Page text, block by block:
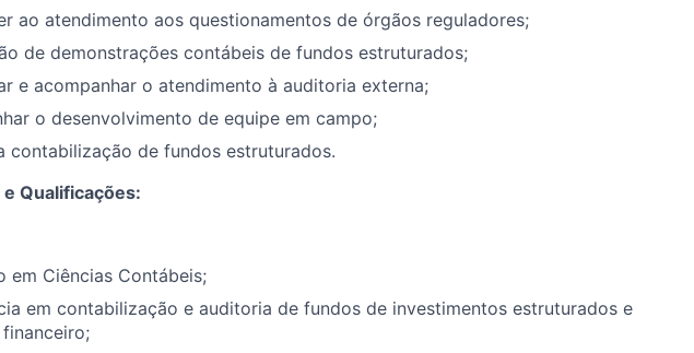
ao atendimento aos questionamentos de órgãos reguladores;
de demonstrações contábeis de fundos estruturados;
e acompanhar o atendimento à auditoria externa;
o desenvolvimento de equipe em campo;
contabilização de fundos estruturados.
Qualificações:
em Ciências Contábeis;
em contabilização e auditoria de fundos de investimentos estruturados e